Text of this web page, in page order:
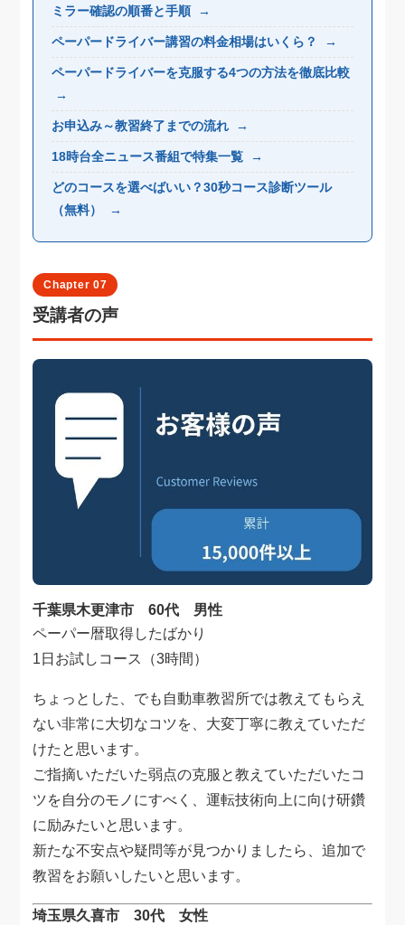
ミラー確認の順番と手順 →
ペーパードライバー講習の料金相場はいくら？ →
ペーパードライバーを克服する4つの方法を徹底比較
→
お申込み～教習終了までの流れ →
18時台全ニュース番組で特集一覧 →
どのコースを選べばいい？30秒コース診断ツール
（無料）
→
Chapter 07
受講者の声
千葉県木更津市 60代 男性
ペーパー暦取得したばかり
1日お試しコース（3時間）
ちょっとした、でも自動車教習所では教えてもらえ
ない非常に大切なコツを、大変丁寧に教えていただ
けたと思います。
ご指摘いただいた弱点の克服と教えていただいたコ
ツを自分のモノにすべく、運転技術向上に向け研鑽
に励みたいと思います。
新たな不安点や疑問等が見つかりましたら、追加で
教習をお願いしたいと思います。
埼玉県久喜市 30代 女性